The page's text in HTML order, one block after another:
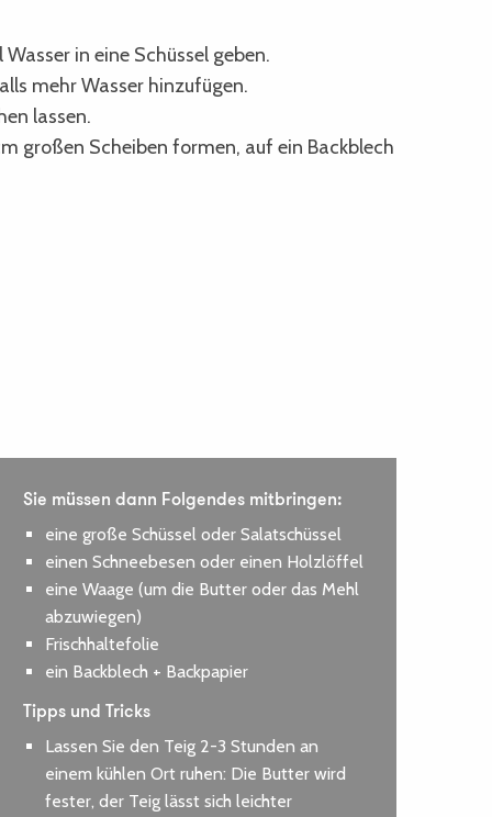
in eine Schüssel geben.
mehr Wasser hinzufügen.
lassen.
großen Scheiben formen, auf ein Backblech
Sie müssen dann Folgendes mitbringen:
eine große Schüssel oder Salatschüssel
einen Schneebesen oder einen Holzlöffel
eine Waage (um die Butter oder das Mehl
abzuwiegen)
Frischhaltefolie
ein Backblech + Backpapier
Tipps und Tricks
Lassen Sie den Teig 2-3 Stunden an
einem kühlen Ort ruhen: Die Butter wird
fester, der Teig lässt sich leichter